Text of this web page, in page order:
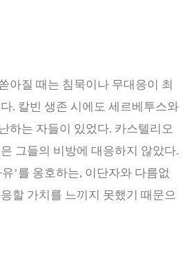
아질 때는 침묵이나 무대응이 최
. 칼빈 생존 시에도 세르베투스와
하는 자들이 있었다. 카스텔리오
그들의 비방에 대응하지 않았다.
’를 옹호하는, 이단자와 다름없
할 가치를 느끼지 못했기 때문으